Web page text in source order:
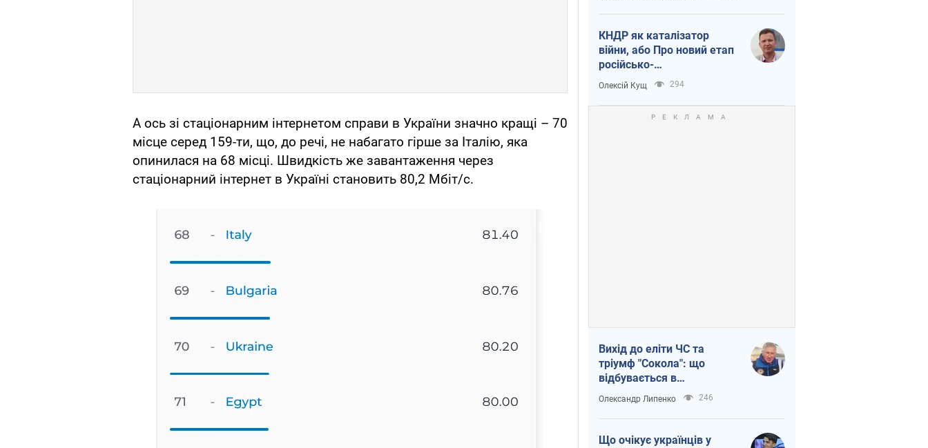
А ось зі стаціонарним інтернетом справи в України значно кращі – 70
місце серед 159-ти, що, до речі, не набагато гірше за Італію, яка
опинилася на 68 місці. Швидкість же завантаження через
стаціонарний інтернет в Україні становить 80,2 Мбіт/с.
КНДР як каталізатор
війни, або Про новий етап
російсько-
північнокорейського
Олексій Кущ 294
Вихід до еліти ЧС та
тріумф "Сокола": що
відбувається в
українському хокеї
Олександр Липенко 246
Що очікує українців у